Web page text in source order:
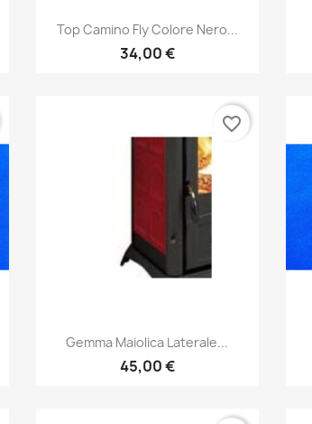
Anteprima
Top Camino Fly Colore Nero...
34,00 €
Anteprima
Gemma Maiolica Laterale...
45,00 €
favorite_border